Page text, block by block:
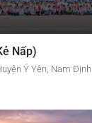
Nấp)
Ý Yên, Nam Định